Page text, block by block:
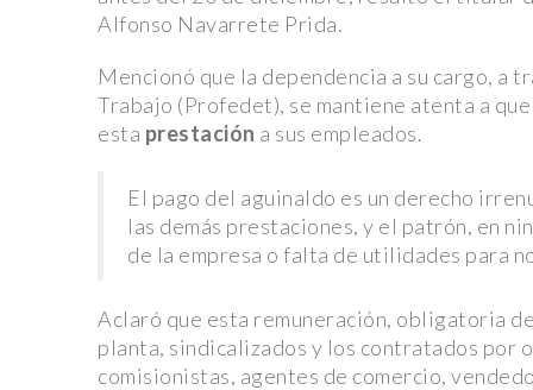
Profepa rescata elefanta en condiciones precarias
Fallece Sasha Montenegro, ícono del “Cine de
del expresidente López Portillo
Ryan Reynolds le responde
¡Kansas City Chiefs se coronan como campeones
Espectacular estreno de ‘Dune: Parte Dos’ en el
Nacional: Timothée Chalamet, Zendaya y elenco
Alfonso Navarrete Prida.
Mencionó que la dependencia a su cargo, a
Trabajo (Profedet), se mantiene atenta a
esta prestación a sus empleados.
El pago del aguinaldo es un derecho
las demás prestaciones, y el patrón, en
de la empresa o falta de utilidades para
Aclaró que esta remuneración, obligatoria
planta, sindicalizados y los contratados por
comisionistas, agentes de comercio,